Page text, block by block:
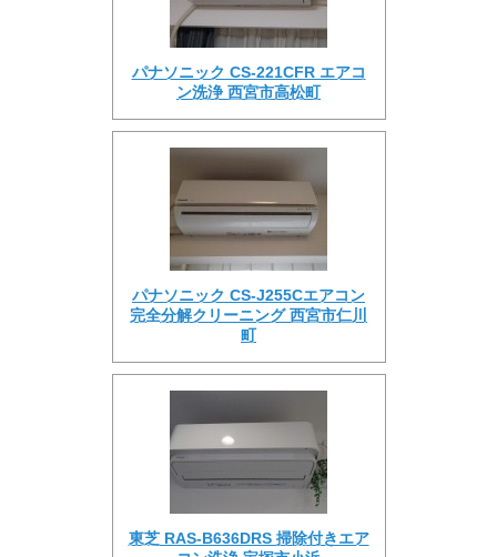
パナソニック CS-221CFR エアコ
ン洗浄 西宮市高松町
パナソニック CS-J255Cエアコン
完全分解クリーニング 西宮市仁川
町
東芝 RAS-B636DRS 掃除付きエア